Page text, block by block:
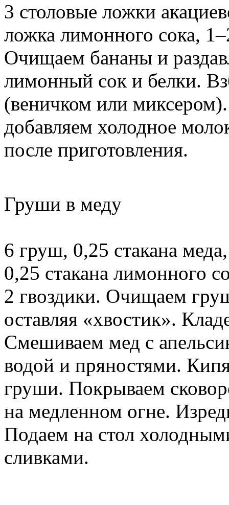
3 столовые ложки
ложка лимонного сока,
Очищаем бананы и
лимонный сок и белки.
(веничком или
добавляем холодное
после приготовления.
Груши в меду
6 груш, 0,25 стакана
0,25 стакана лимонного
2 гвоздики. Очищаем
оставляя «хвостик».
Смешиваем мед с
водой и пряностями.
груши. Покрываем
на медленном огне.
Подаем на стол
сливками.